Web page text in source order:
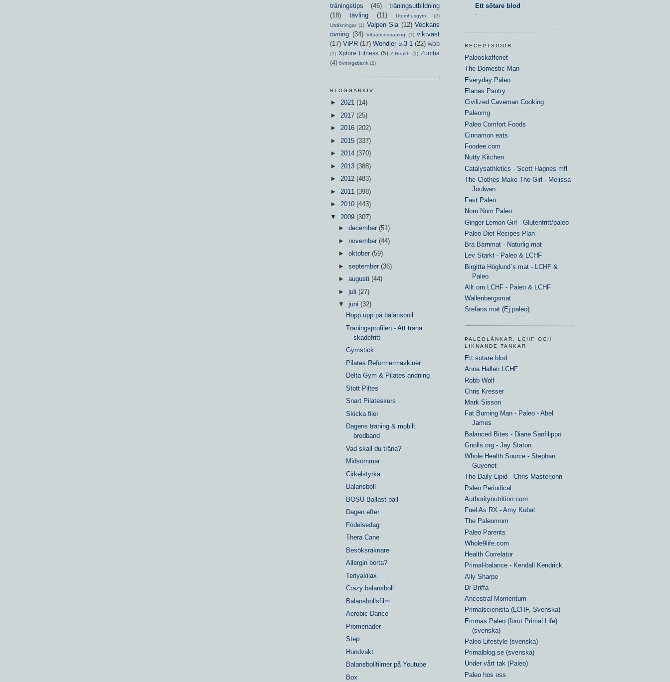
Ett sötare blod
-
RECEPTSIDOR
Paleoskafferiet
The Domestic Man
Everyday Paleo
Elanas Pantry
Civilized Caveman Cooking
Paleomg
Paleo Comfort Foods
Cinnamon eats
Foodee.com
Nutty Kitchen
Catalysathletics - Scott Hagnes mfl
The Clothes Make The Girl - Melissa
Joulwan
Fast Paleo
Nom Nom Paleo
Ginger Lemon Girl - Glutenfritt/paleo
Paleo Diet Recipes Plan
Bra Barnmat - Naturlig mat
Lev Starkt - Paleo & LCHF
Birgitta Höglund´s mat - LCHF &
Paleo
Allt om LCHF - Paleo & LCHF
Wallenbergsmat
Stefans mat (Ej paleo)
PALEOLÄNKAR, LCHF OCH
LIKNANDE TANKAR
Ett sötare blod
Anna Hallen LCHF
Robb Wolf
Chris Kresser
Mark Sisson
Fat Burning Man - Paleo - Abel
James
Balanced Bites - Diane Sanfilippo
Gnolls.org - Jay Staton
Whole Health Source - Stephan
Guyenet
The Daily Lipid - Chris Masterjohn
Paleo Periodical
Authoritynutrition.com
Fuel As RX - Amy Kubal
The Paleomom
Paleo Parents
Whole9life.com
Health Correlator
Primal-balance - Kendall Kendrick
Ally Sharpe
Dr Briffa
Ancestral Momentum
Primalscienista (LCHF, Svenska)
Emmas Paleo (förut Primal Life)
(svenska)
Paleo Lifestyle (svenska)
Primalblog.se (svenska)
Under vårt tak (Paleo)
Paleo hos oss
träningstips (46)
träningsutbildning
(18)
tävling (11) Utomhusgym
(2)
Uträkningar (1) Valpen Sia (12) Veckans
övning (34) Vibrationsträning (1) viktväst
(17) ViPR (17) Wendler 5-3-1 (22) WOD
(2) Xplore Fitness (5) Z-Health (1) Zumba
(4) övningsbank (2)
BLOGGARKIV
► 2021 (14)
► 2017 (25)
► 2016 (202)
► 2015 (337)
► 2014 (370)
► 2013 (388)
► 2012 (483)
► 2011 (398)
► 2010 (443)
▼ 2009 (307)
► december (51)
► november (44)
► oktober (59)
► september (36)
► augusti (44)
► juli (27)
▼ juni (32)
Hopp upp på balansboll
Träningsprofilen - Att träna
skadefritt
Gymstick
Pilates Reformermaskiner
Delta Gym & Pilates andning
Stott Piltes
Snart Pilateskurs
Skicka filer
Dagens träning & mobilt
bredband
Vad skall du träna?
Midsommar
Cirkelstyrka
Balansboll
BOSU Ballast ball
Dagen efter
Födelsedag
Thera Cane
Besöksräknare
Allergin borta?
Teriyakilax
Crazy balansboll
Balansbollsfilm
Aerobic Dance
Promenader
Step
Hundvakt
Balansbollfilmer på Youtube
Box